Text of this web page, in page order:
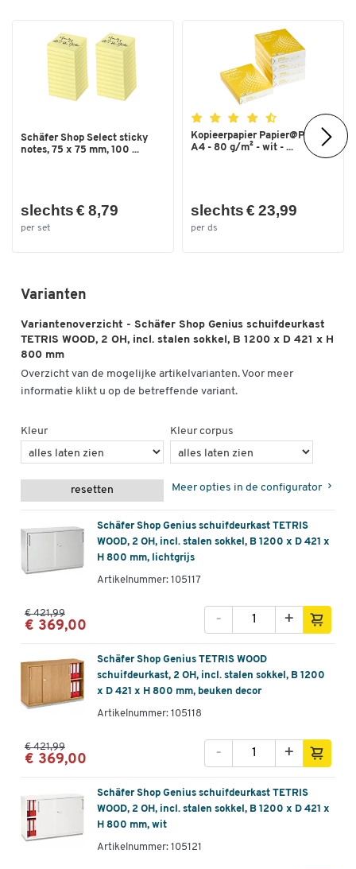
Overige details:
Onderdeel van het uitgebreide houten kastsysteem TETRIS
WOOD
Afmetingen: B 1200 x D 421 x H 800 mm (2 OH)
5 jaar garantie
en het best mogelijke succes.
Schäfer Shop Select sticky
notes, 75 x 75 mm, 100 ...
slechts € 8,79
per set
Kopieerpapier Papier@Print -
A4 - 80 g/m² - wit - ...
slechts € 23,99
per ds
Varianten
Variantenoverzicht - Schäfer Shop Genius schuifdeurkast
TETRIS WOOD, 2 OH, incl. stalen sokkel, B 1200 x D 421 x H
800 mm
Overzicht van de mogelijke artikelvarianten. Voor meer
informatie klikt u op de betreffende variant.
Kleur Kleur corpus
resetten Meer opties in de configurator
Schäfer Shop Genius schuifdeurkast TETRIS
WOOD, 2 OH, incl. stalen sokkel, B 1200 x D 421 x
H 800 mm, lichtgrijs
Artikelnummer: 105117
€ 421,99
€ 369,00 +
-
Schäfer Shop Genius TETRIS WOOD
schuifdeurkast, 2 OH, incl. stalen sokkel, B 1200
x D 421 x H 800 mm, beuken decor
Artikelnummer: 105118
€ 421,99
€ 369,00 +
-
Schäfer Shop Genius schuifdeurkast TETRIS
WOOD, 2 OH, incl. stalen sokkel, B 1200 x D 421 x
H 800 mm, wit
Artikelnummer: 105121